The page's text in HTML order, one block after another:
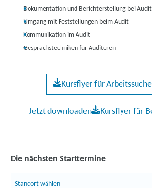
Dokumentation und Berichterstellung bei
Umgang mit Feststellungen beim Audit
Kommunikation im Audit
Gesprächstechniken für Auditoren
Kursflyer für
Jetzt downloaden Kursflyer für
Die nächsten Starttermine
Standort wählen